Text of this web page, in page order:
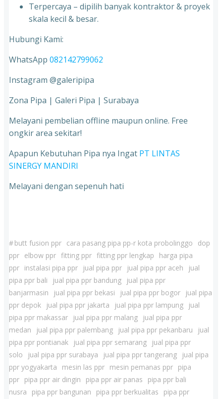
Terpercaya – dipilih banyak kontraktor & proyek
skala kecil & besar.
Hubungi Kami:
WhatsApp 082142799062
Instagram @galeripipa
Zona Pipa | Galeri Pipa | Surabaya
Melayani pembelian offline maupun online. Free
ongkir area sekitar!
Apapun Kebutuhan Pipa nya Ingat PT LINTAS
SINERGY MANDIRI
Melayani dengan sepenuh hati
#butt fusion ppr cara pasang pipa pp-r kota probolinggo
dop
ppr elbow ppr fitting ppr fitting ppr lengkap
harga pipa
ppr instalasi pipa ppr jual pipa ppr jual pipa ppr aceh
jual
pipa ppr bali
jual pipa ppr bandung
jual pipa ppr
banjarmasin
jual pipa ppr bekasi jual pipa ppr bogor
jual pipa
ppr depok
jual pipa ppr jakarta jual pipa ppr lampung
jual
pipa ppr makassar
jual pipa ppr malang
jual pipa ppr
medan
jual pipa ppr palembang jual pipa ppr pekanbaru
jual
pipa ppr pontianak
jual pipa ppr semarang
jual pipa ppr
solo
jual pipa ppr surabaya jual pipa ppr tangerang
jual pipa
ppr yogyakarta
mesin las ppr mesin pemanas ppr pipa
ppr pipa ppr air dingin pipa ppr air panas
pipa ppr bali
nusra
pipa ppr bangunan pipa ppr berkualitas
pipa ppr